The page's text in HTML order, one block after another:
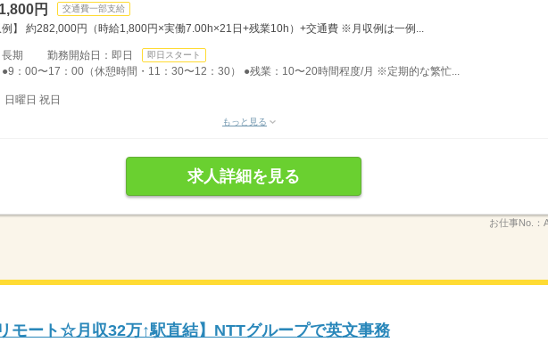
円 交通費一部支給
例】 約282,000円（時給1,800円×実働7.00h×21日+残業10h）+交通費 ※月収例は一例...
長期 勤務開始日：即日 即日スタート
：00〜17：00（休憩時間・11：30〜12：30） ●残業：10〜20時間程度/月 ※定期的な繁忙...
日曜日 祝日
もっと見る
求人詳細を見る
お仕事No.：
リモート☆月収32万↑駅直結】NTTグループで英文事務